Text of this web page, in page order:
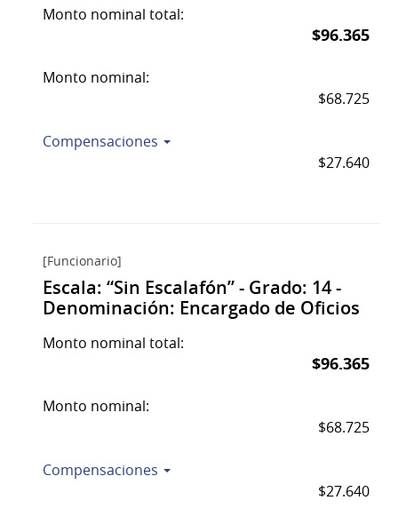
Monto nominal total:
$96.365
Monto nominal:
$68.725
Compensaciones
$27.640
[Funcionario]
Escala: “Sin Escalafón” - Grado: 14 -
Denominación: Encargado de Oficios
Monto nominal total:
$96.365
Monto nominal:
$68.725
Compensaciones
$27.640